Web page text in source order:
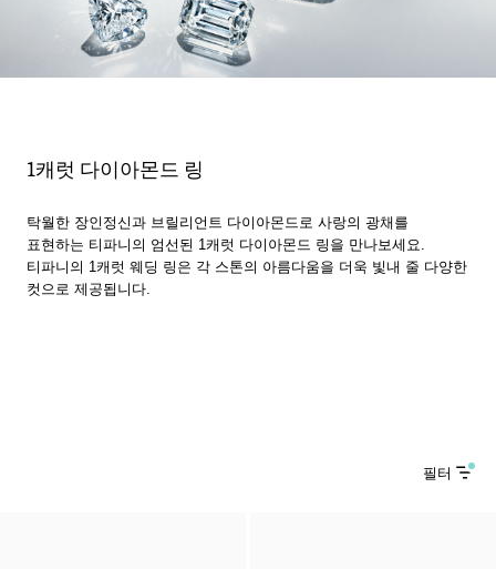
1캐럿 다이아몬드 링
탁월한 장인정신과 브릴리언트 다이아몬드로 사랑의 광채를
표현하는 티파니의 엄선된 1캐럿 다이아몬드 링을 만나보세요.
티파니의 1캐럿 웨딩 링은 각 스톤의 아름다움을 더욱 빛내 줄 다양한
컷으로 제공됩니다.
필터